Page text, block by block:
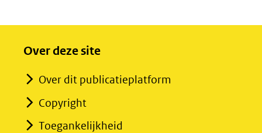
Over deze site
Over dit publicatieplatform
Copyright
Toegankelijkheid